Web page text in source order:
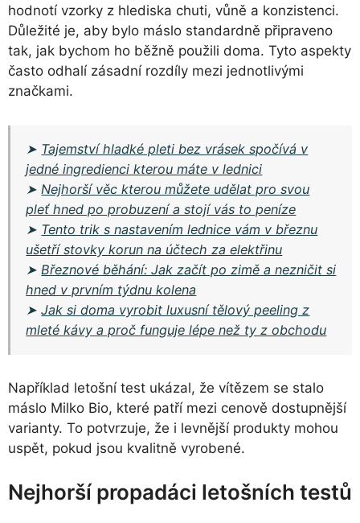
hodnotí vzorky z hlediska chuti, vůně a konzistenci.
Důležité je, aby bylo máslo standardně připraveno
tak, jak bychom ho běžně použili doma. Tyto aspekty
často odhalí zásadní rozdíly mezi jednotlivými
značkami.
➤ Tajemství hladké pleti bez vrásek spočívá v
jedné ingredienci kterou máte v lednici
➤Nejhorší věc kterou můžete udělat pro svou
pleť hned po probuzení a stojí vás to peníze
➤ Tento trik s nastavením lednice vám v březnu
ušetří stovky korun na účtech za elektřinu
➤Březnové běhání: Jak začít po zimě a nezničit si
hned v prvním týdnu kolena
➤Jak si doma vyrobit luxusní tělový peeling z
mleté kávy a proč funguje lépe než ty z obchodu
Například letošní test ukázal, že vítězem se stalo
máslo Milko Bio, které patří mezi cenově dostupnější
varianty. To potvrzuje, že i levnější produkty mohou
uspět, pokud jsou kvalitně vyrobené.
Nejhorší propadáci letošních testů